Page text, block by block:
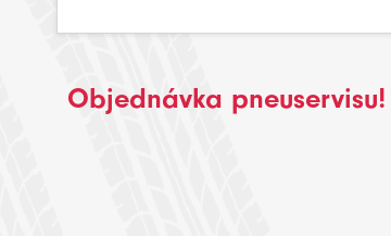
Objednávka pneuservisu!